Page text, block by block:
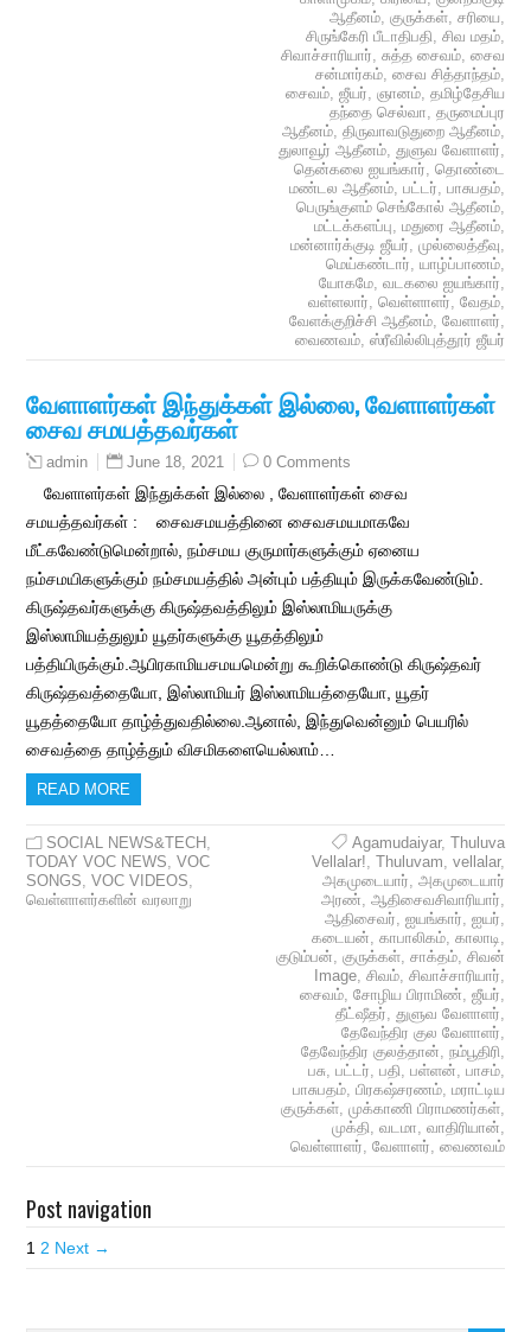
ஆதீனம், குருக்கள், சரியை,
சிருங்கேரி பீடாதிபதி, சிவ மதம்,
சிவாச்சாரியார், சுத்த சைவம், சைவ
சன்மார்கம், சைவ சித்தாந்தம்,
சைவம், ஜீயர், ஞானம், தமிழ்தேசிய
தந்தை செல்வா, தருமைப்புர
ஆதீனம், திருவாவடுதுறை ஆதீனம்,
துலாவூர் ஆதீனம், துளுவ வேளாளர்,
தென்கலை ஐயங்கார், தொண்டை
மண்டல ஆதீனம், பட்டர், பாசுபதம்,
பெருங்குளம் செங்கோல் ஆதீனம்,
மட்டக்களப்பு, மதுரை ஆதீனம்,
மன்னார்க்குடி ஜீயர், முல்லைத்தீவு,
மெய்கண்டார், யாழ்ப்பாணம்,
யோகமே, வடகலை ஐயங்கார்,
வள்ளலார், வெள்ளாளர், வேதம்,
வேளக்குறிச்சி ஆதீனம், வேளாளர்,
வைணவம், ஸ்ரீவில்லிபுத்தூர் ஜீயர்
வேளாளர்கள் இந்துக்கள் இல்லை, வேளாளர்கள்
சைவ சமயத்தவர்கள்
admin June 18, 2021 0 Comments
வேளாளர்கள் இந்துக்கள் இல்லை , வேளாளர்கள் சைவ
சமயத்தவர்கள் : சைவசமயத்தினை சைவசமயமாகவே
மீட்கவேண்டுமென்றால், நம்சமய குருமார்களுக்கும் ஏனைய
நம்சமயிகளுக்கும் நம்சமயத்தில் அன்பும் பத்தியும் இருக்கவேண்டும்.
கிருஷ்தவர்களுக்கு கிருஷ்தவத்திலும் இஸ்லாமியருக்கு
இஸ்லாமியத்துலும் யூதர்களுக்கு யூதத்திலும்
பத்தியிருக்கும்.ஆபிரகாமியசமயமென்று கூறிக்கொண்டு கிருஷ்தவர்
கிருஷ்தவத்தையோ, இஸ்லாமியர் இஸ்லாமியத்தையோ, யூதர்
யூதத்தையோ தாழ்த்துவதில்லை.ஆனால், இந்துவென்னும் பெயரில்
சைவத்தை தாழ்த்தும் விசமிகளையெல்லாம்…
READ MORE
SOCIAL NEWS&TECH ,
TODAY VOC NEWS,VOC
SONGS,VOC VIDEOS,
வெள்ளாளர்களின் வரலாறு
Agamudaiyar, Thuluva
Vellalar!, Thuluvam, vellalar,
அகமுடையார், அகமுடையார்
அரண், ஆதிசைவசிவாரியார்,
ஆதிசைவர், ஐயங்கார், ஐயர்,
கடையன், காபாலிகம், காலாடி,
குடும்பன், குருக்கள், சாக்தம், சிவன்
Image, சிவம், சிவாச்சாரியார்,
சைவம், சோழிய பிராமிண், ஜீயர்,
தீட்ஷீதர், துளுவ வேளாளர்,
தேவேந்திர குல வேளாளர்,
தேவேந்திர குலத்தான், நம்பூதிரி,
பசு, பட்டர், பதி, பள்ளன், பாசம்,
பாசுபதம், பிரகஷ்சரணம், மராட்டிய
குருக்கள், முக்காணி பிராமணர்கள்,
முக்தி, வடமா, வாதிரியான்,
வெள்ளாளர், வேளாளர், வைணவம்
Post navigation
1 2 Next →